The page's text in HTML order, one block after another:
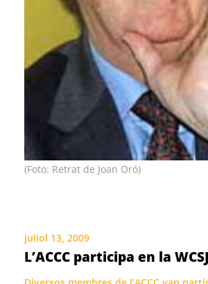
(Foto: Retrat de Joan Oró)
juliol 13, 2009
L’ACCC participa en la